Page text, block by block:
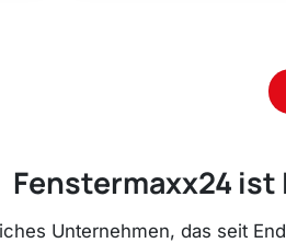
Fenstermaxx24
Unternehmen, das seit